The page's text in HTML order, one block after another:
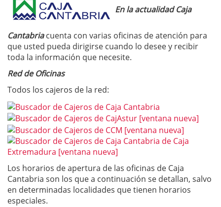
En la actualidad Caja
Cantabria cuenta con varias oficinas de atención para
que usted pueda dirigirse cuando lo desee y recibir
toda la información que necesite.
Red de Oficinas
Todos los cajeros de la red:
Los horarios de apertura de las oficinas de Caja
Cantabria son los que a continuación se detallan, salvo
en determinadas localidades que tienen horarios
especiales.